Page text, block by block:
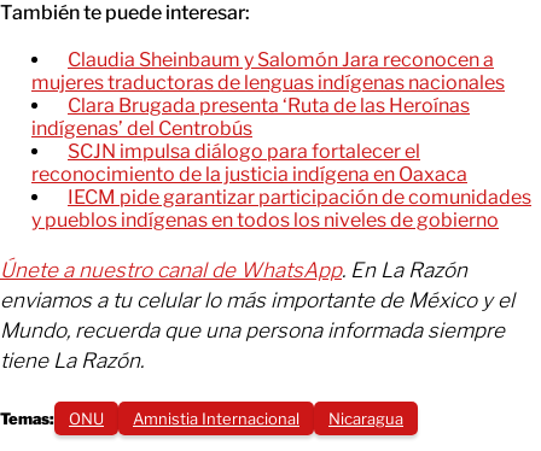
También te puede interesar:
Claudia Sheinbaum y Salomón Jara reconocen a
mujeres traductoras de lenguas indígenas nacionales
Clara Brugada presenta ‘Ruta de las Heroínas
indígenas’ del Centrobús
SCJN impulsa diálogo para fortalecer el
reconocimiento de la justicia indígena en Oaxaca
IECM pide garantizar participación de comunidades
y pueblos indígenas en todos los niveles de gobierno
Únete a nuestro canal de WhatsApp. En La Razón
enviamos a tu celular lo más importante de México y el
Mundo, recuerda que una persona informada siempre
tiene La Razón.
Temas: ONU Amnistia Internacional Nicaragua